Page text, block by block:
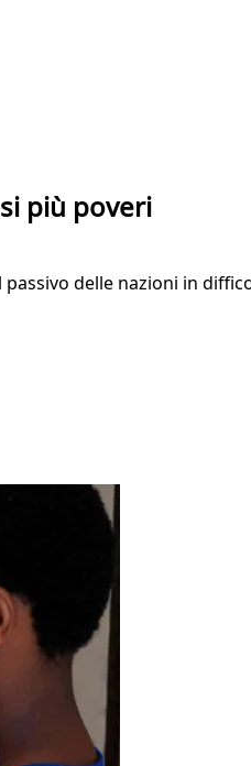
più poveri
delle nazioni in